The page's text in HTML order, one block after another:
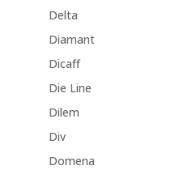
Delta
Diamant
Dicaff
Die Line
Dilem
Div
Domena